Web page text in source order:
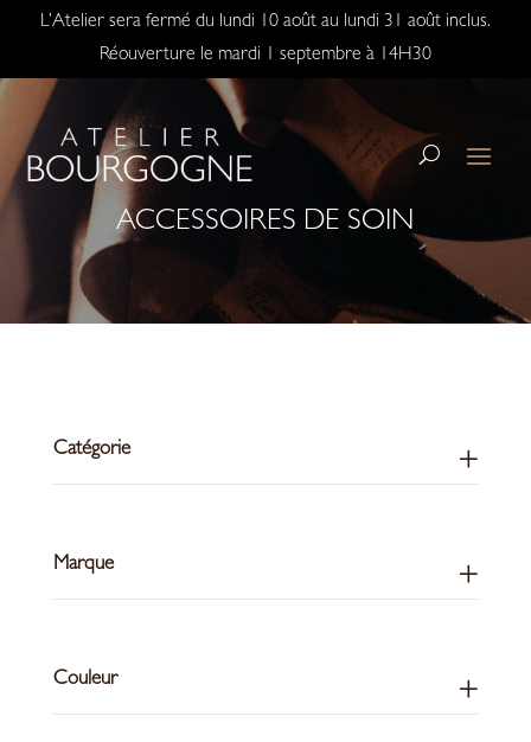
L’Atelier sera fermé du lundi 10 août au lundi 31 août inclus.
Réouverture le mardi 1 septembre à 14H30
ACCESSOIRES DE SOIN
Catégorie
Marque
Couleur